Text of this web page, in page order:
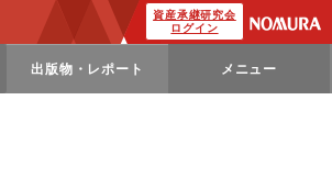
資産承継研究会
ログイン
出版物・レポート メニュー